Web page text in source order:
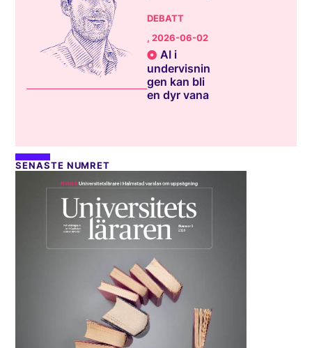
DEBATT
, 2026-06-02
AI i
undervisnin
gen kan bli
en dyr vana
SENASTE NUMRET